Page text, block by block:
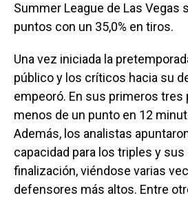
Summer League de Las Vegas
puntos con un 35,0% en tiros.
Una vez iniciada la
público y los críticos hacia su
empeoró. En sus primeros
menos de un punto en 12
Además, los analistas
capacidad para los triples y
finalización, viéndose varias
defensores más altos. Entre